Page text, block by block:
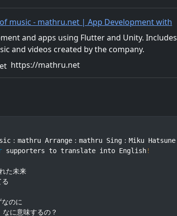
music - mathru.net | App Development with
and Video Production/Material Distribution
and apps using Flutter and Unity. Includes
and videos created by the company.
and video materials. We also accept orders
https://mathru.net
：mathru Arrange：mathru Sing：Miku Hatsune
supporters to translate into English!
た未来
なのに
に意味するの？